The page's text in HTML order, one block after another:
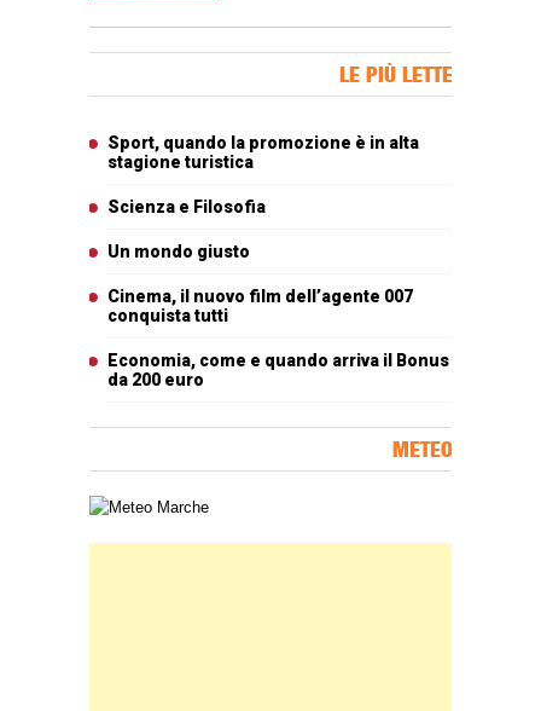
LE PIÙ LETTE
Sport, quando la promozione è in alta
stagione turistica
Scienza e Filosofia
Un mondo giusto
Cinema, il nuovo film dell’agente 007
conquista tutti
Economia, come e quando arriva il Bonus
da 200 euro
METEO
Carta meteorologica delle Marche